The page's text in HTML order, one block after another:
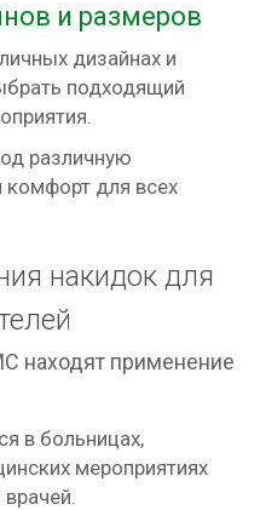
и размеров
дизайнах и
подходящий
различную
комфорт для всех
накидок для
находят применение
в больницах,
мероприятиях